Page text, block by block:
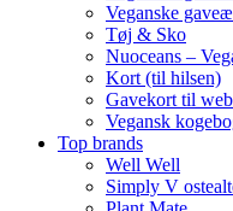
Veganske
Tøj & Sko
Nuoceans –
Kort (til hilsen)
Gavekort til
Vegansk
Top brands
Well Well
Simply V